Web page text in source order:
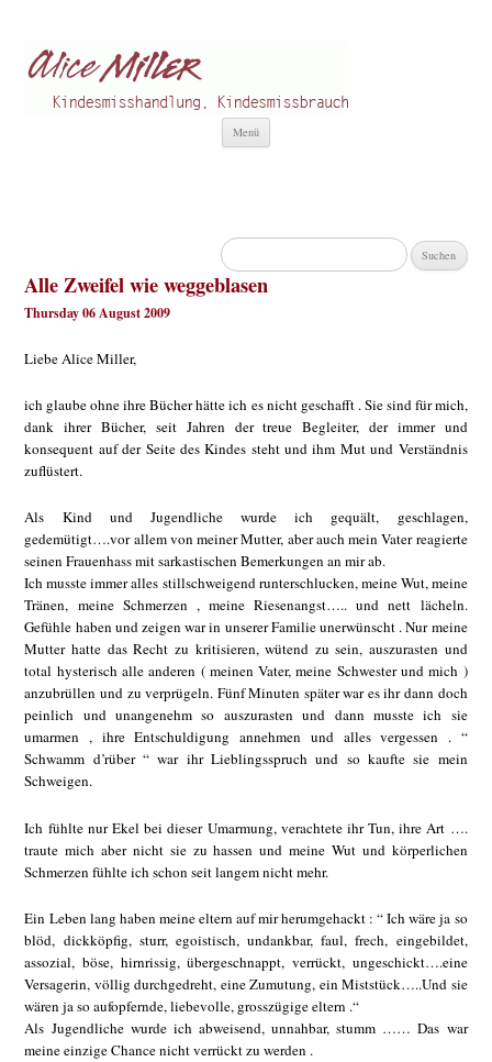
Menü
Suchen
nach:
Alle Zweifel wie weggeblasen
Thursday 06 August 2009
Liebe Alice Miller,
ich glaube ohne ihre Bücher hätte ich es nicht geschafft . Sie sind für mich,
dank ihrer Bücher, seit Jahren der treue Begleiter, der immer und
konsequent auf der Seite des Kindes steht und ihm Mut und Verständnis
zuflüstert.
Als Kind und Jugendliche wurde ich gequält, geschlagen,
gedemütigt….vor allem von meiner Mutter, aber auch mein Vater reagierte
seinen Frauenhass mit sarkastischen Bemerkungen an mir ab.
Ich musste immer alles stillschweigend runterschlucken, meine Wut, meine
Tränen, meine Schmerzen , meine Riesenangst….. und nett lächeln.
Gefühle haben und zeigen war in unserer Familie unerwünscht . Nur meine
Mutter hatte das Recht zu kritisieren, wütend zu sein, auszurasten und
total hysterisch alle anderen ( meinen Vater, meine Schwester und mich )
anzubrüllen und zu verprügeln. Fünf Minuten später war es ihr dann doch
peinlich und unangenehm so auszurasten und dann musste ich sie
umarmen , ihre Entschuldigung annehmen und alles vergessen . “
Schwamm d’rüber “ war ihr Lieblingsspruch und so kaufte sie mein
Schweigen.
Ich fühlte nur Ekel bei dieser Umarmung, verachtete ihr Tun, ihre Art ….
traute mich aber nicht sie zu hassen und meine Wut und körperlichen
Schmerzen fühlte ich schon seit langem nicht mehr.
Ein Leben lang haben meine eltern auf mir herumgehackt : “ Ich wäre ja so
blöd, dickköpfig, sturr, egoistisch, undankbar, faul, frech, eingebildet,
assozial, böse, hirnrissig, übergeschnappt, verrückt, ungeschickt….eine
Versagerin, völlig durchgedreht, eine Zumutung, ein Miststück…..Und sie
wären ja so aufopfernde, liebevolle, grosszügige eltern .“
Als Jugendliche wurde ich abweisend, unnahbar, stumm …… Das war
meine einzige Chance nicht verrückt zu werden .